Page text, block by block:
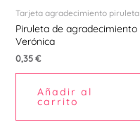
Tarjeta agradecimiento piruleta
Piruleta de agradecimiento
Verónica
0,35€
Añadir al
carrito